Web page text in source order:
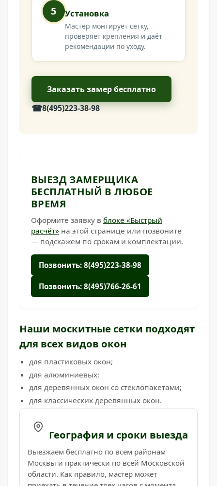
5 Установка
Мастер монтирует сетку,
проверяет крепления и даёт
рекомендации по уходу.
Заказать замер бесплатно
☎8(495)223-38-98
ВЫЕЗД ЗАМЕРЩИКА
БЕСПЛАТНЫЙ В ЛЮБОЕ
ВРЕМЯ
Оформите заявку в блоке «Быстрый
расчёт» на этой странице или позвоните
— подскажем по срокам и комплектации.
Позвонить: 8(495)223-38-98
Позвонить: 8(495)766-26-61
Наши москитные сетки подходят
для всех видов окон
для пластиковых окон;
для алюминиевых;
для деревянных окон со стеклопакетами;
для классических деревянных окон.
География и сроки выезда
Выезжаем бесплатно по всем районам
Москвы и практически по всей Московской
области. Как правило, мастер может